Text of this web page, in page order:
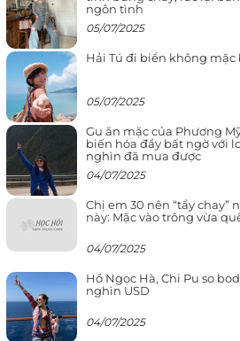
ngôn tình
05/07/2025
Hải Tú đi biển không mặc
05/07/2025
Gu ăn mặc của Phương
biến hóa đầy bất ngờ với
nghìn đã mua được
04/07/2025
Chị em 30 nên “tẩy chay”
này: Mặc vào trông vừa
04/07/2025
Hồ Ngọc Hà, Chi Pu so
nghìn USD
04/07/2025